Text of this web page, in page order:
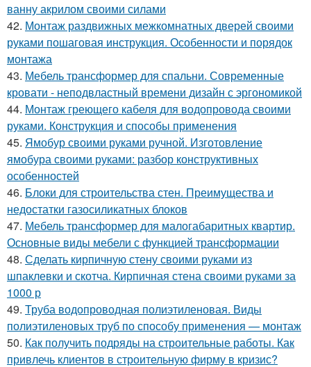
ванну акрилом своими силами
42. Монтаж раздвижных межкомнатных дверей своими
руками пошаговая инструкция. Особенности и порядок
монтажа
43. Мебель трансформер для спальни. Современные
кровати - неподвластный времени дизайн с эргономикой
44. Монтаж греющего кабеля для водопровода своими
руками. Конструкция и способы применения
45. Ямобур своими руками ручной. Изготовление
ямобура своими руками: разбор конструктивных
особенностей
46. Блоки для строительства стен. Преимущества и
недостатки газосиликатных блоков
47. Мебель трансформер для малогабаритных квартир.
Основные виды мебели с функцией трансформации
48. Сделать кирпичную стену своими руками из
шпаклевки и скотча. Кирпичная стена своими руками за
1000 р
49. Труба водопроводная полиэтиленовая. Виды
полиэтиленовых труб по способу применения — монтаж
50. Как получить подряды на строительные работы. Как
привлечь клиентов в строительную фирму в кризис?